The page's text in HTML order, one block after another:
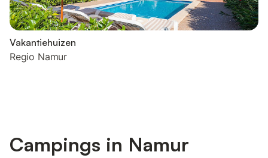
Vakantiehuizen
Regio Namur
Campings in Namur